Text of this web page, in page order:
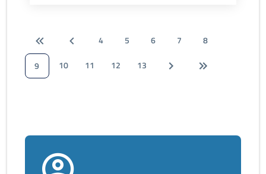
4 5 6 7
8
9
10 11 12 13